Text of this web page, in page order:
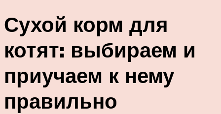
Сухой корм для
котят: выбираем и
приучаем к нему
правильно